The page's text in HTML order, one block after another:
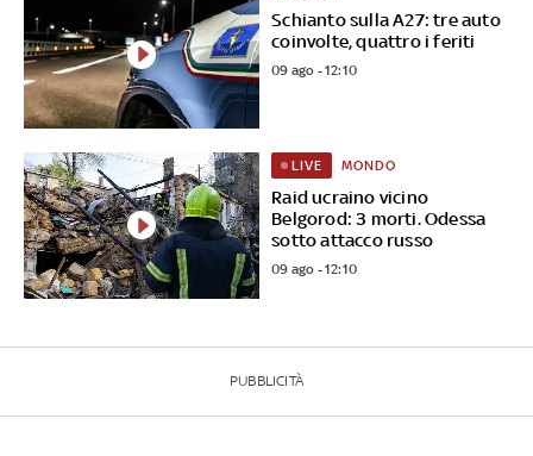
Schianto sulla A27: tre auto
coinvolte, quattro i feriti
09 ago - 12:10
Raid ucraino vicino
Belgorod: 3 morti. Odessa
sotto attacco russo
LIVE MONDO
09 ago - 12:10
PUBBLICITÀ